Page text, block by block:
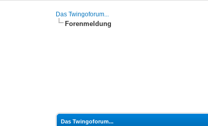
Das Twingoforum...
Forenmeldung
Das Twingoforum...